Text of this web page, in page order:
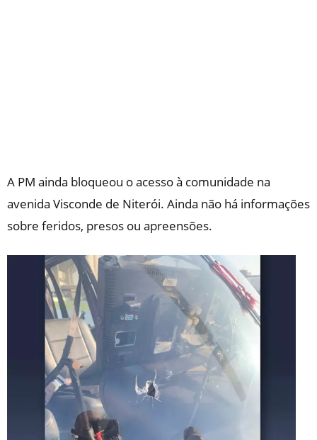
A PM ainda bloqueou o acesso à comunidade na
avenida Visconde de Niterói. Ainda não há informações
sobre feridos, presos ou apreensões.